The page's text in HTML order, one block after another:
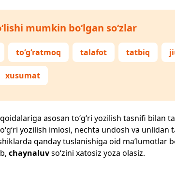
mumkin bo‘lgan so‘zlar
to‘g‘ratmoq talafot tatbiq
xusumat
asosan to‘g‘ri yozilish tasnifi bilan
yozilish imlosi, nechta undosh va unlidan
qanday tuslanishiga oid ma’lumotlar
chaynaluvso‘zini xatosiz yoza olasiz.